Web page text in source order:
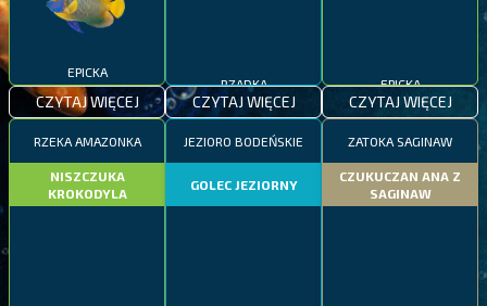
EPICKA
CZYTAJ WIĘCEJ CZYTAJ WIĘCEJ CZYTAJ WIĘCEJ
RZEKA AMAZONKA
NISZCZUKA
KROKODYLA
JEZIORO BODEŃSKIE
GOLEC JEZIORNY
ZATOKA SAGINAW
CZUKUCZAN ANA Z
SAGINAW